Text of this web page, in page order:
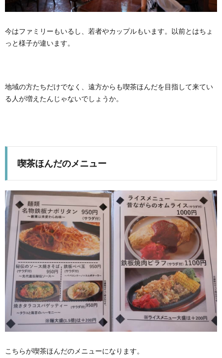
今はファミリーもいるし、若者やカップルもいます。以前とはちょ
っと様子が違います。
地域の方たちだけでなく、遠方からも喫茶ほんだを目指して来てい
る人が増えたんじゃないでしょうか。
喫茶ほんだのメニュー
こちらが喫茶ほんだのメニューになります。